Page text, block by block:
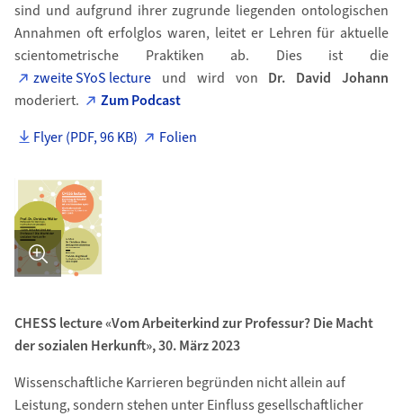
sind und aufgrund ihrer zugrunde liegenden ontologischen
Annahmen oft erfolglos waren, leitet er Lehren für aktuelle
scientometrische Praktiken ab. Dies ist die
zweite SYoS lecture und wird von Dr. David Johann
moderiert.
Zum Podcast
Flyer (PDF, 96 KB)
Folien
Bild in Detailansicht �ffnen
CHESS lecture «Vom Arbeiterkind zur Professur? Die Macht
der sozialen Herkunft», 30. März 2023
Wissenschaftliche Karrieren begründen nicht allein auf
Leistung, sondern stehen unter Einfluss gesellschaftlicher